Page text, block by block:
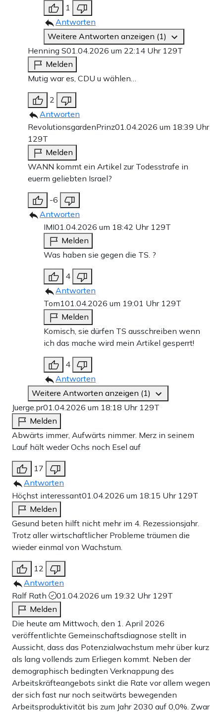
1
Antworten
Weitere Antworten anzeigen (1)
Henning S01.04.2026 um 22:14 Uhr 129T
Melden
Mutig war es, CDU u wählen…
2
Antworten
RevolutionsgardenPrinz01.04.2026 um 18:39 Uhr
129T
Melden
WANN kommt ein Artikel zur Todesstrafe in
euerm geliebten Israel?
-6
Antworten
IMI01.04.2026 um 18:42 Uhr 129T
Melden
Was haben sie gegen die TS. ?
4
Antworten
Tom101.04.2026 um 19:01 Uhr 129T
Melden
Komisch, sie dürfen TS ausschreiben wenn
ich das mache wird mein Artikel gesperrt!
4
Antworten
Weitere Antworten anzeigen (1)
Juerge.pr01.04.2026 um 18:18 Uhr 129T
Melden
Abwärts immer, Aufwärts nimmer. Merz in seinem
Lauf hält weder Ochs noch Esel auf
17
Antworten
Höçhst interessant01.04.2026 um 18:15 Uhr 129T
Melden
Gesund beten hilft nicht mehr im 4. Rezessionsjahr.
Trotz aller wirtschaftlicher Probleme träumen die
wieder einmal von Wachstum.
12
Antworten
Ralf Rath
01.04.2026 um 19:32 Uhr 129T
Melden
Die heute am Mittwoch, den 1. April 2026
veröffentlichte Gemeinschaftsdiagnose stellt in
Aussicht, dass das Potenzialwachstum mehr über kurz
als lang vollends zum Erliegen kommt. Neben der
demographisch bedingten Verknappung des
Arbeitskräfteangebots sinkt die Rate vor allem wegen
der sich fast nur noch seitwärts bewegenden
Arbeitsproduktivität bis zum Jahr 2030 auf 0,0%. Zwar